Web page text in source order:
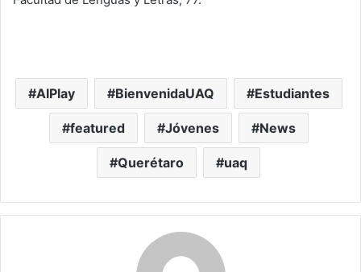
AIPlay BienvenidaUAQ Estudiantes
featured Jóvenes News
Querétaro uaq